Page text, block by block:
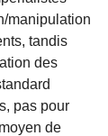
manipulation
tandis
des
pas pour
de